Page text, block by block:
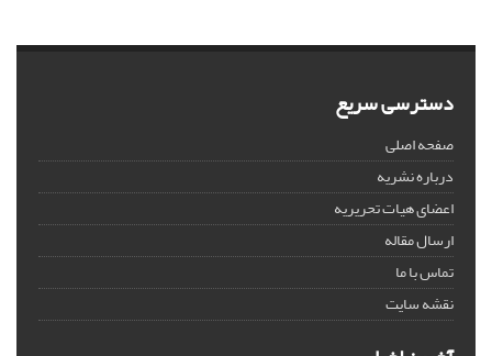
دسترسی سریع
صفحه اصلی
درباره نشریه
اعضای هیات تحریریه
ارسال مقاله
تماس با ما
نقشه سایت